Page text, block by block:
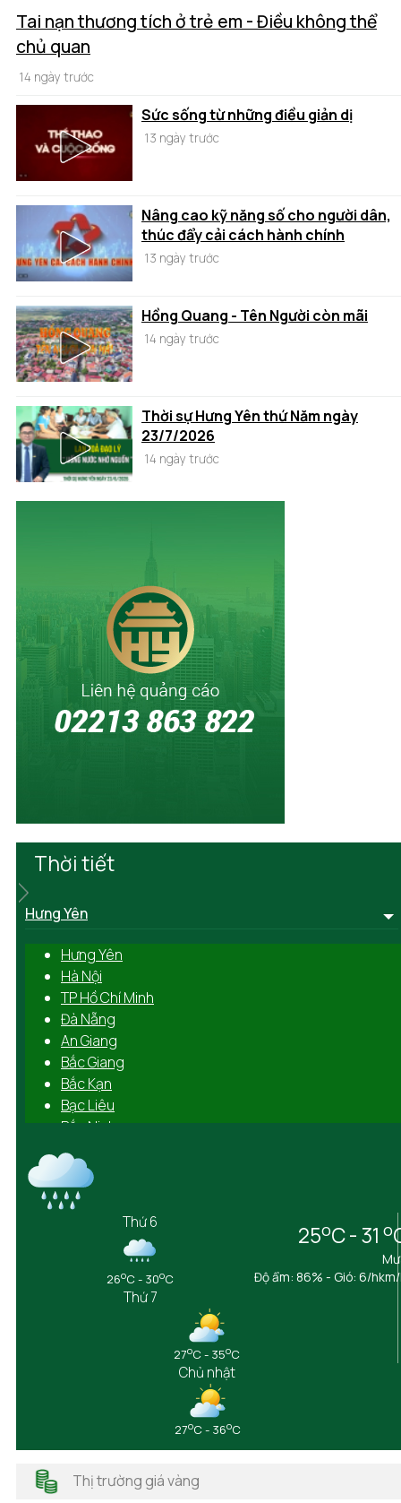
Tai nạn thương tích ở trẻ em - Điều không thể
chủ quan
14 ngày trước
Sức sống từ những điều giản dị
13 ngày trước
Nâng cao kỹ năng số cho người dân,
thúc đẩy cải cách hành chính
13 ngày trước
Hồng Quang - Tên Người còn mãi
14 ngày trước
Thời sự Hưng Yên thứ Năm ngày
23/7/2026
14 ngày trước
Thời tiết
Hưng Yên
Hưng Yên
Hà Nội
TP Hồ Chí Minh
Đà Nẵng
An Giang
Bắc Giang
Bắc Kạn
Bạc Liêu
Bắc Ninh
Bến Tre
Bình Định
Bình Dương
Bình Phước
Cần Thơ
Hà Giang
Hải Dương
Hải Phòng
25oC - 31 o
Độ ẩm: 86% - Gió: 6/
Thứ 6
26oC - 30oC
Thứ 7
27oC - 35oC
Chủ nhật
27oC - 36oC
Thị trường giá vàng